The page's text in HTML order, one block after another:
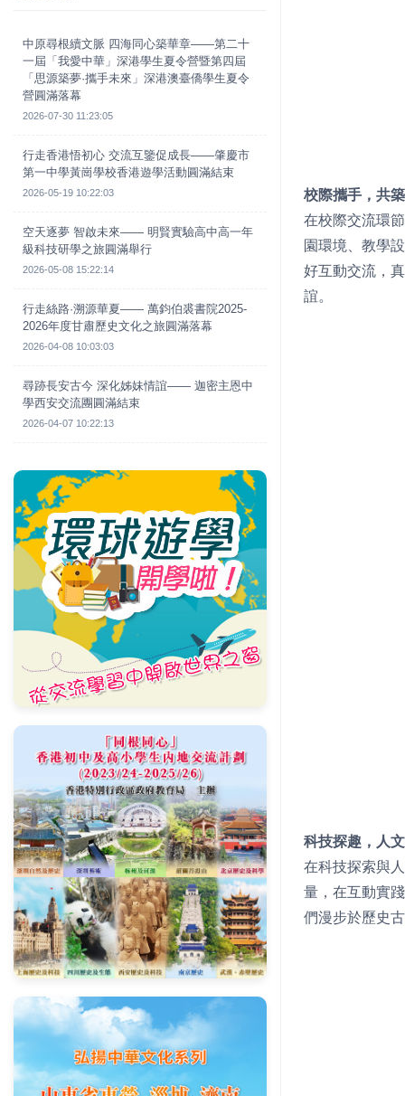
中原尋根續文脈 四海同心築華章——第二十
一屆「我愛中華」深港學生夏令營暨第四屆
「思源築夢·攜手未來」深港澳臺僑學生夏令
營圓滿落幕
2026-07-30 11:23:05
行走香港悟初心 交流互鑒促成長——肇慶市
第一中學黃崗學校香港遊學活動圓滿結束
2026-05-19 10:22:03
空天逐夢 智啟未來—— 明賢實驗高中高一年
級科技研學之旅圓滿舉行
2026-05-08 15:22:14
行走絲路·溯源華夏—— 萬鈞伯裘書院2025-
2026年度甘肅歷史文化之旅圓滿落幕
2026-04-08 10:03:03
尋跡長安古今 深化姊妹情誼—— 迦密主恩中
學西安交流團圓滿結束
2026-04-07 10:22:13
校際攜手，共
在校際交流環
園環境、教學
好互動交流，
誼。
科技探趣，人
在科技探索與
量，在互動實
們漫步於歷史